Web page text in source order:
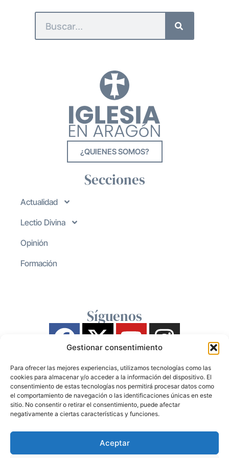
Gestionar consentimiento
Para ofrecer las mejores experiencias, utilizamos tecnologías como las
cookies para almacenar y/o acceder a la información del dispositivo. El
consentimiento de estas tecnologías nos permitirá procesar datos como
el comportamiento de navegación o las identificaciones únicas en este
sitio. No consentir o retirar el consentimiento, puede afectar
negativamente a ciertas características y funciones.
Aceptar
¿QUIENES SOMOS?
Secciones
Actualidad
Lectio Divina
Opinión
Formación
Síguenos